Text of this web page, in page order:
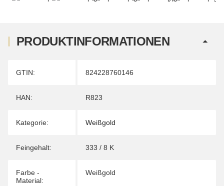
PRODUKTINFORMATIONEN
Produkteigenschaft
Wert
GTIN: 824228760146
HAN: R823
Kategorie: Weißgold
Feingehalt: 333 / 8 K
Farbe -
Material:
Weißgold